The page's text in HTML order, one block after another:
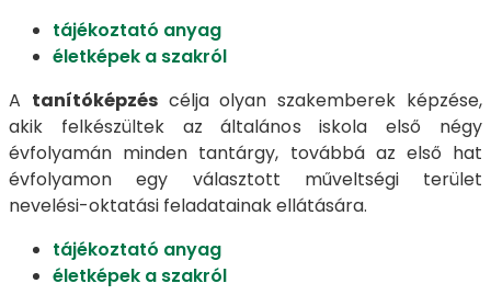
tájékoztató anyag
életképek a szakról
A tanítóképzéscélja olyan szakemberek képzése,
akik felkészültek az általános iskola első négy
évfolyamán minden tantárgy, továbbá az első hat
évfolyamon egy választott műveltségi terület
nevelési-oktatási feladatainak ellátására.
tájékoztató anyag
életképek a szakról